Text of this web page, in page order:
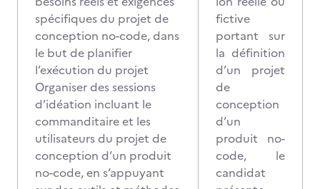
spécifiques du projet de
conception no-code, dans
le but de planifier
l’exécution du projet
Organiser des sessions
d’idéation incluant le
commanditaire et les
utilisateurs du projet de
conception d’un produit
no-code, en s’appuyant
fictive
portant sur
la définition
d’un projet
de
conception
d’un
produit no-
code, le
candidat